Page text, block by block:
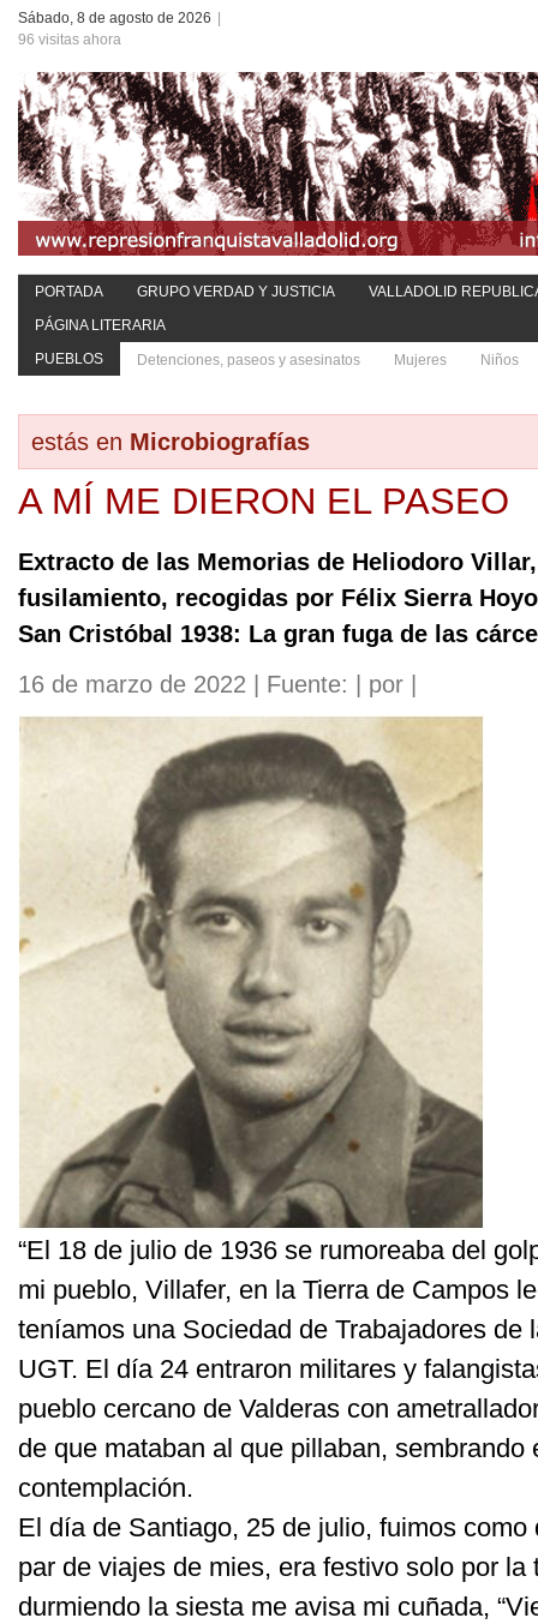
Sábado, 8 de agosto de 2026
96 visitas ahora
PORTADA GRUPO VERDAD Y JUSTICIA
VALLADOLID
PÁGINA LITERARIA
PUEBLOS
Detenciones, paseos y asesinatos Mujeres Niños
estás en Microbiografías
A MÍ ME DIERON EL PASEO
Extracto de las Memorias de Heliodoro
fusilamiento, recogidas por Félix Sierra
San Cristóbal 1938: La gran fuga de las
16 de marzo de 2022 | Fuente: | por |
“El 18 de julio de 1936 se rumoreaba del
mi pueblo, Villafer, en la Tierra de Campos
teníamos una Sociedad de Trabajadores de
UGT. El día 24 entraron militares y
pueblo cercano de Valderas con
de que mataban al que pillaban, sembrando
contemplación.
El día de Santiago, 25 de julio, fuimos como
par de viajes de mies, era festivo solo por la
durmiendo la siesta me avisa mi cuñada,